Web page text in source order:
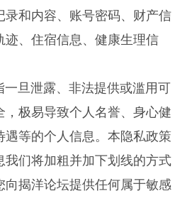
录和内容、账号密码、财产信
迹、住宿信息、健康生理信
旦泄露、非法提供或滥用可
，极易导致个人名誉、身心健
遇等的个人信息。本隐私政策
我们将加粗并加下划线的方式
向揭洋论坛提供任何属于敏感